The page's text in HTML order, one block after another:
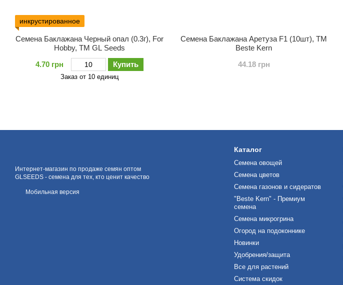
инкрустированное
Семена Баклажана Черный опал (0.3г), For
Hobby, TM GL Seeds
4.70 грн
Купить
Заказ от 10 единиц
Семена Баклажана Аретуза F1 (10шт), ТМ
Bestе Kern
44.18 грн
Интернет-магазин по продаже семян оптом
GLSEEDS - семена для тех, кто ценит качество
Мобильная версия
Каталог
Семена овощей
Семена цветов
Семена газонов и сидератов
"Beste Kern" - Премиум
семена
Семена микрогрина
Огород на подоконнике
Новинки
Удобрения/защита
Все для растений
Система скидок